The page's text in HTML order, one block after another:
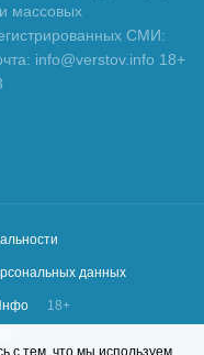
массовых
СМИ:
info@verstov.info 18+
данных
18+
с тем, что мы используем